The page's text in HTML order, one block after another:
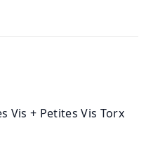
Vis + Petites Vis Torx